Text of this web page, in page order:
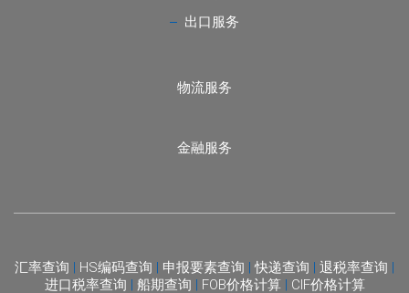
出口服务
物流服务
金融服务
汇率查询 | HS编码查询 | 申报要素查询 |快递查询 | 退税率查询 |
进口税率查询 | 船期查询 | FOB价格计算| CIF价格计算